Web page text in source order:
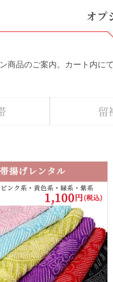
オプ
商品のご案内。 カート内に
留